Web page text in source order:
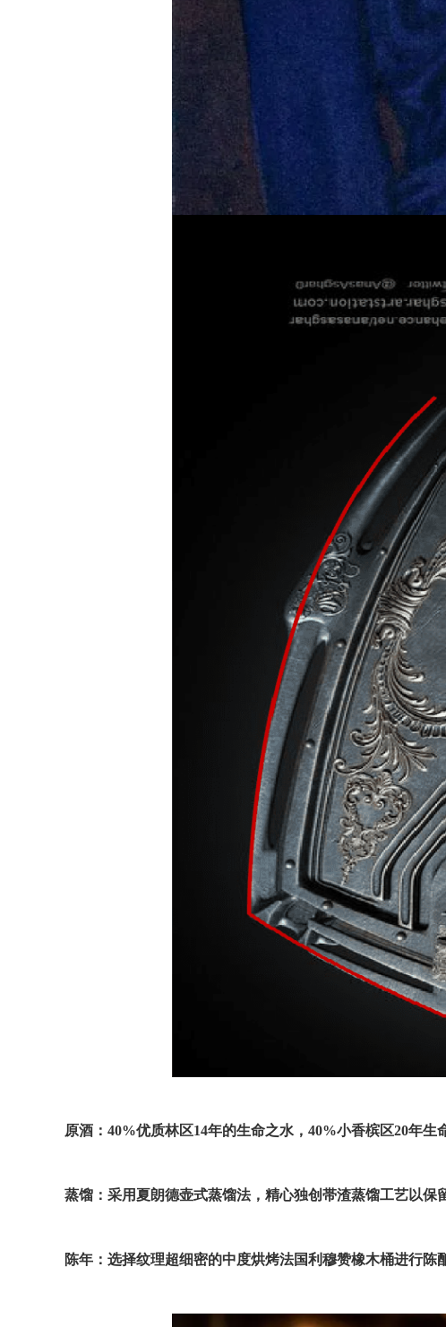
原酒：40%优质林区14年的生命之水，40%小香槟区20年生
蒸馏：采用夏朗德壶式蒸馏法，精心独创帯渣蒸馏工艺以保
陈年：选择纹理超细密的中度烘烤法国利穆赞橡木桶进行陈